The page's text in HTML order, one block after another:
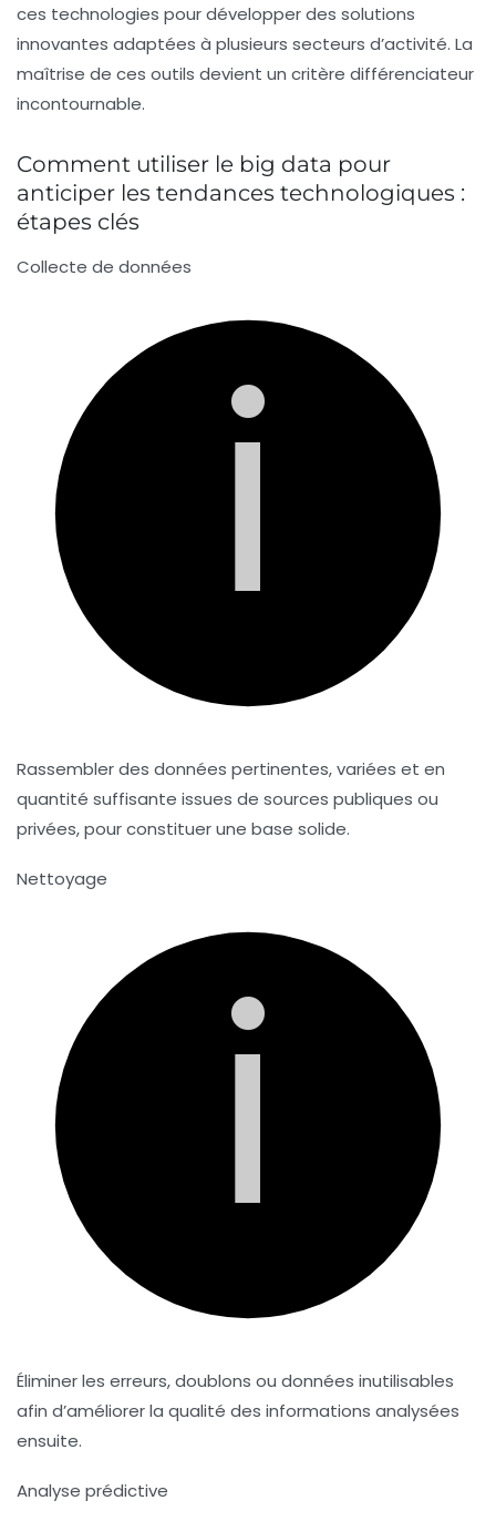
ces technologies pour développer des solutions
innovantes adaptées à plusieurs secteurs d’activité. La
maîtrise de ces outils devient un critère différenciateur
incontournable.
Comment utiliser le big data pour
anticiper les tendances technologiques :
étapes clés
Collecte de données
i
Rassembler des données pertinentes, variées et en
quantité suffisante issues de sources publiques ou
privées, pour constituer une base solide.
Nettoyage
i
Éliminer les erreurs, doublons ou données inutilisables
afin d’améliorer la qualité des informations analysées
ensuite.
Analyse prédictive